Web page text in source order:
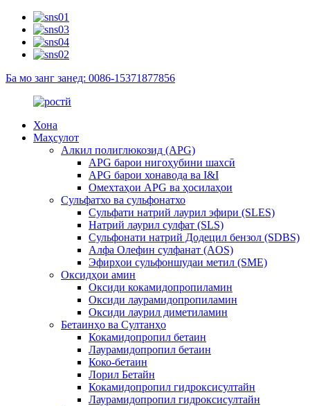
Ба мо занг занед: 0086-15371877856
Хона
Маҳсулот
Алкил полиглюкозид (APG)
APG барои нигоҳубини шахсӣ
APG барои хонавода ва I&I
Омехтаҳои APG ва ҳосилаҳои
Сульфатхо ва сульфонатхо
Сульфати натрий лаурил эфири (SLES)
Натрий лаурил сулфат (SLS)
Сульфонати натрий Додецил бензол (SDBS)
Алфа Олефин сулфанат (AOS)
Эфирҳои сульфоншудаи метил (SME)
Оксидҳои амин
Оксиди кокамидопропиламин
Оксиди лаурамидопропиламин
Оксиди лаурил диметиламин
Бетаинҳо ва Султанҳо
Кокамидопропил бетаин
Лаурамидопропил бетаин
Коко-бетаин
Лорил Бетайн
Кокамидопропил гидроксисултайн
Лаурамидопропил гидроксисултайн